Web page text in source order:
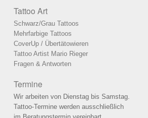
Tattoo Art
Schwarz/Grau Tattoos
Mehrfarbige Tattoos
CoverUp / Übertätowieren
Tattoo Artist Mario Rieger
Fragen & Antworten
Termine
Wir arbeiten von Dienstag bis Samstag.
Tattoo-Termine werden ausschließlich